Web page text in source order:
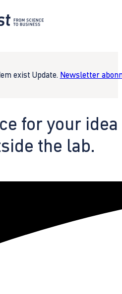
exist Update. Newsletter
for your idea
the lab.